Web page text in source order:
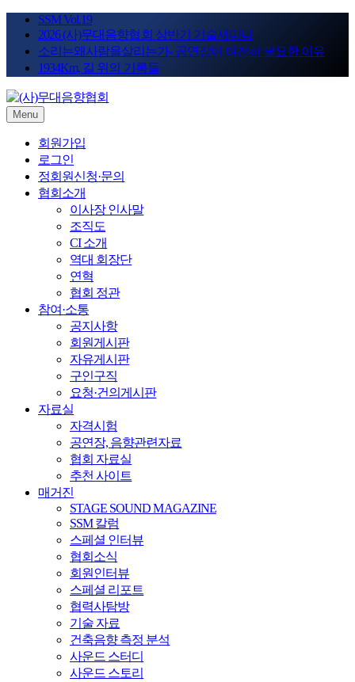
Skip
content
SSM Vol.19
2026 (사)무대음향협회 상반기 기술세미나
소리는왜사람을살리는가- 공연장이 여전히 필요한 이유
1934Km, 길 위의 기록들
(사)무대음향협회
STAGE SOUND KOREA
Menu
회원가입
로그인
정회원신청·문의
협회소개
이사장 인사말
조직도
CI 소개
역대 회장단
연혁
협회 정관
참여·소통
공지사항
회원게시판
자유게시판
구인구직
요청·건의게시판
자료실
자격시험
공연장, 음향관련자료
협회 자료실
추천 사이트
매거진
STAGE SOUND MAGAZINE
SSM 칼럼
스페셜 인터뷰
협회소식
회원인터뷰
스페셜 리포트
협력사탐방
기술 자료
건축음향 측정 분석
사운드 스터디
사운드 스토리